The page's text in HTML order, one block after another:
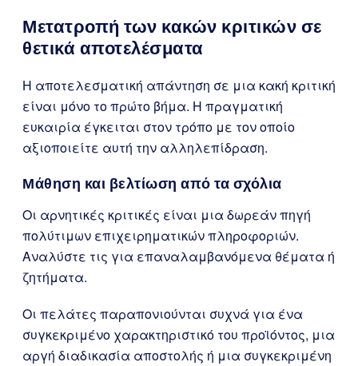
Μετατροπή των κακών κριτικών σε
θετικά αποτελέσματα
Η αποτελεσματική απάντηση σε μια κακή κριτική
είναι μόνο το πρώτο βήμα. Η πραγματική
ευκαιρία έγκειται στον τρόπο με τον οποίο
αξιοποιείτε αυτή την αλληλεπίδραση.
Μάθηση και βελτίωση από τα σχόλια
Οι αρνητικές κριτικές είναι μια δωρεάν πηγή
πολύτιμων επιχειρηματικών πληροφοριών.
Αναλύστε τις για επαναλαμβανόμενα θέματα ή
ζητήματα.
Οι πελάτες παραπονιούνται συχνά για ένα
συγκεκριμένο χαρακτηριστικό του προϊόντος, μια
αργή διαδικασία αποστολής ή μια συγκεκριμένη